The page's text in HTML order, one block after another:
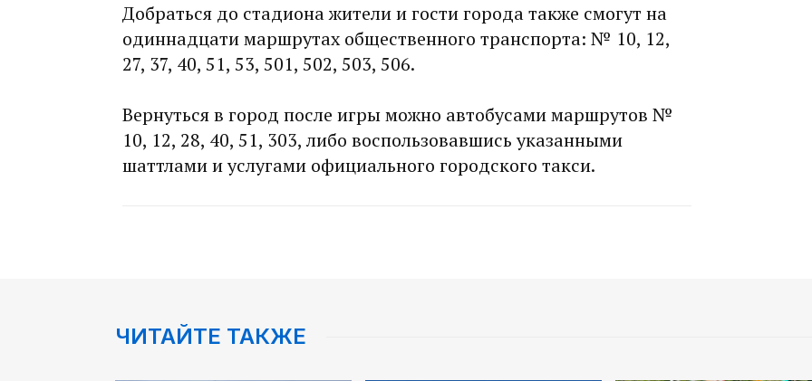
Добраться до стадиона жители и гости города также смогут на
одиннадцати маршрутах общественного транспорта: № 10, 12,
27, 37, 40, 51, 53, 501, 502, 503, 506.
Вернуться в город после игры можно автобусами маршрутов №
10, 12, 28, 40, 51, 303, либо воспользовавшись указанными
шаттлами и услугами официального городского такси.
ЧИТАЙТЕ ТАКЖЕ